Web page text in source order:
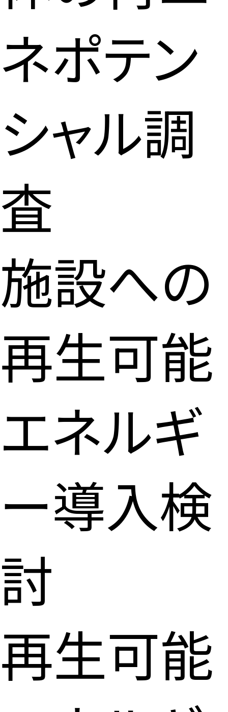
ネポテン
シャル調
査
施設への
再生可能
エネルギ
ー導入検
討
再生可能